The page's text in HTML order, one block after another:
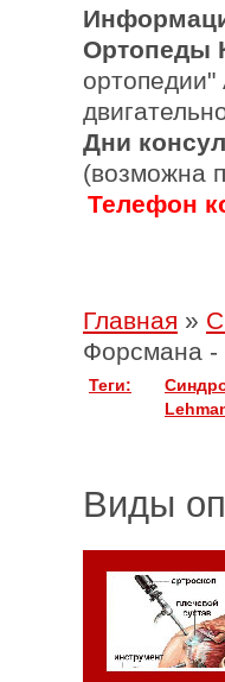
Ортопеды
Дни
(возможна
Телефон
Главная »
Форсмана
Теги:
Виды